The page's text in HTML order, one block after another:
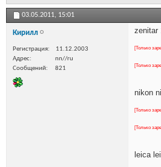
03.05.2011, 15:01
Кирилл
Регистрация
11.12.2003
Адрес
nn//ru
Сообщений
821
zenitar
[Только
[Только
nikon
[Только
[Только
leica